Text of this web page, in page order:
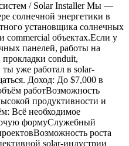
/ Solar Installer Мы —
солнечной энергетики в
установщика солнечных
commercial объектах.Если у
панелей, работы на
conduit,
уже работал в solar-
Доход: До $7,000 в
работВозможность
продуктивности и
Всё необходимое
формуСлужебный
роста
solar-индустрии